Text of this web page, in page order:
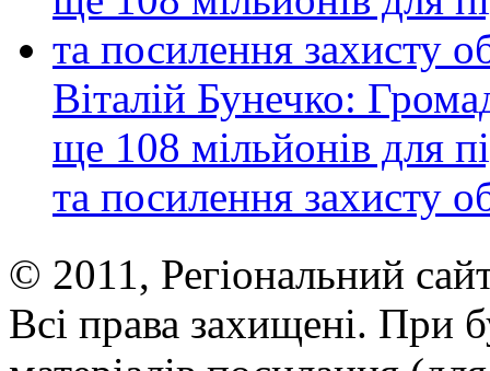
Віталій Бунечко:
ще 108 мільйонів для
та посилення захисту
© 2011, Регіональний
Всі права захищені. При